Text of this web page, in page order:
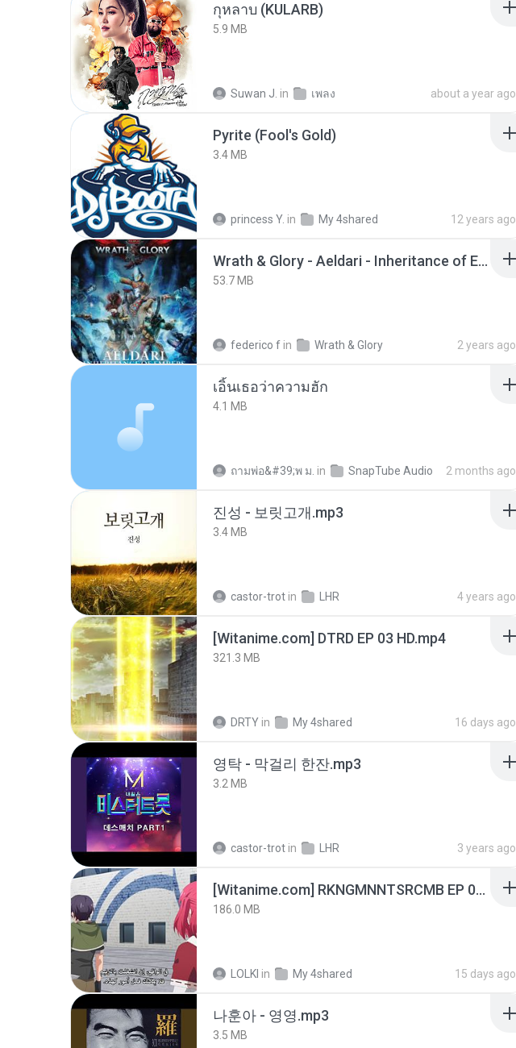
กุหลาบ (KULARB)
5.9 MB
Suwan J. in เพลง about a year ago
Pyrite (Fool's Gold)
3.4 MB
princess Y. in My 4shared 12 years ago
Wrath & Glory - Aeldari - Inheritance of Embers.pdf
53.7 MB
federico f in Wrath & Glory 2 years ago
เอิ้นเธอว่าความฮัก
4.1 MB
ถามพ่อ&#39;พ ม. in SnapTube Audio 2 months ago
진성 - 보릿고개.mp3
3.4 MB
castor-trot in LHR 4 years ago
[Witanime.com] DTRD EP 03 HD.mp4
321.3 MB
DRTY in My 4shared 16 days ago
영탁 - 막걸리 한잔.mp3
3.2 MB
castor-trot in LHR 3 years ago
[Witanime.com] RKNGMNNTSRCMB EP 05 HD.mp4
186.0 MB
LOLKI in My 4shared 15 days ago
나훈아 - 영영.mp3
3.5 MB